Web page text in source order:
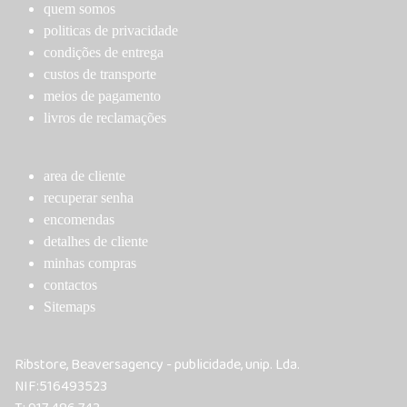
chosen
on
the
product
page
quem somos
politicas de privacidade
condições de entrega
custos de transporte
meios de pagamento
livros de reclamações
area de cliente
recuperar senha
encomendas
detalhes de cliente
minhas compras
contactos
Sitemaps
Ribstore, Beaversagency - publicidade, unip. Lda.
NIF:516493523